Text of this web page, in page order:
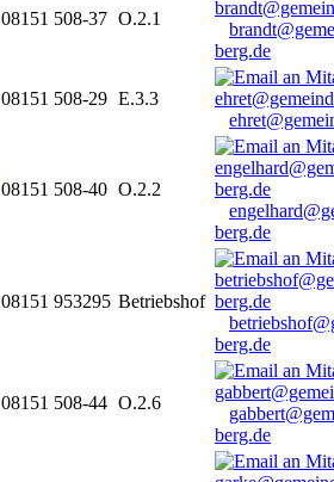
08151 508-37 O.2.1
berg.de
08151 508-29 E.3.3
08151 508-40 O.2.2
berg.de
08151 953295 Betriebshof
berg.de
08151 508-44 O.2.6
berg.de